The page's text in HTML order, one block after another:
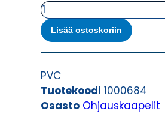
Ohjauskaapeli
ÖPVC-
JZ-
YCY
3G1,5
määrä
Lisää ostoskoriin
PVC
Tuotekoodi 1000684
Osasto Ohjauskaapelit